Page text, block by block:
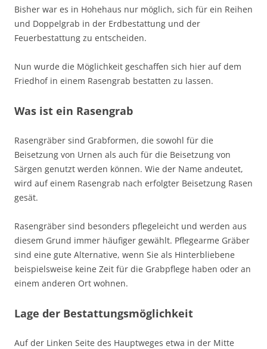
Bisher war es in Hohehaus nur möglich, sich für ein Reihen
und Doppelgrab in der Erdbestattung und der
Feuerbestattung zu entscheiden.
Nun wurde die Möglichkeit geschaffen sich hier auf dem
Friedhof in einem Rasengrab bestatten zu lassen.
Was ist ein Rasengrab
Rasengräber sind Grabformen, die sowohl für die
Beisetzung von Urnen als auch für die Beisetzung von
Särgen genutzt werden können. Wie der Name andeutet,
wird auf einem Rasengrab nach erfolgter Beisetzung Rasen
gesät.
Rasengräber sind besonders pflegeleicht und werden aus
diesem Grund immer häufiger gewählt. Pflegearme Gräber
sind eine gute Alternative, wenn Sie als Hinterbliebene
beispielsweise keine Zeit für die Grabpflege haben oder an
einem anderen Ort wohnen.
Lage der Bestattungsmöglichkeit
Auf der Linken Seite des Hauptweges etwa in der Mitte